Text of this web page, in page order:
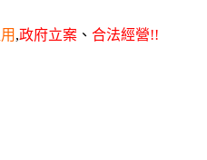
,政府立案 、 合法經營!!